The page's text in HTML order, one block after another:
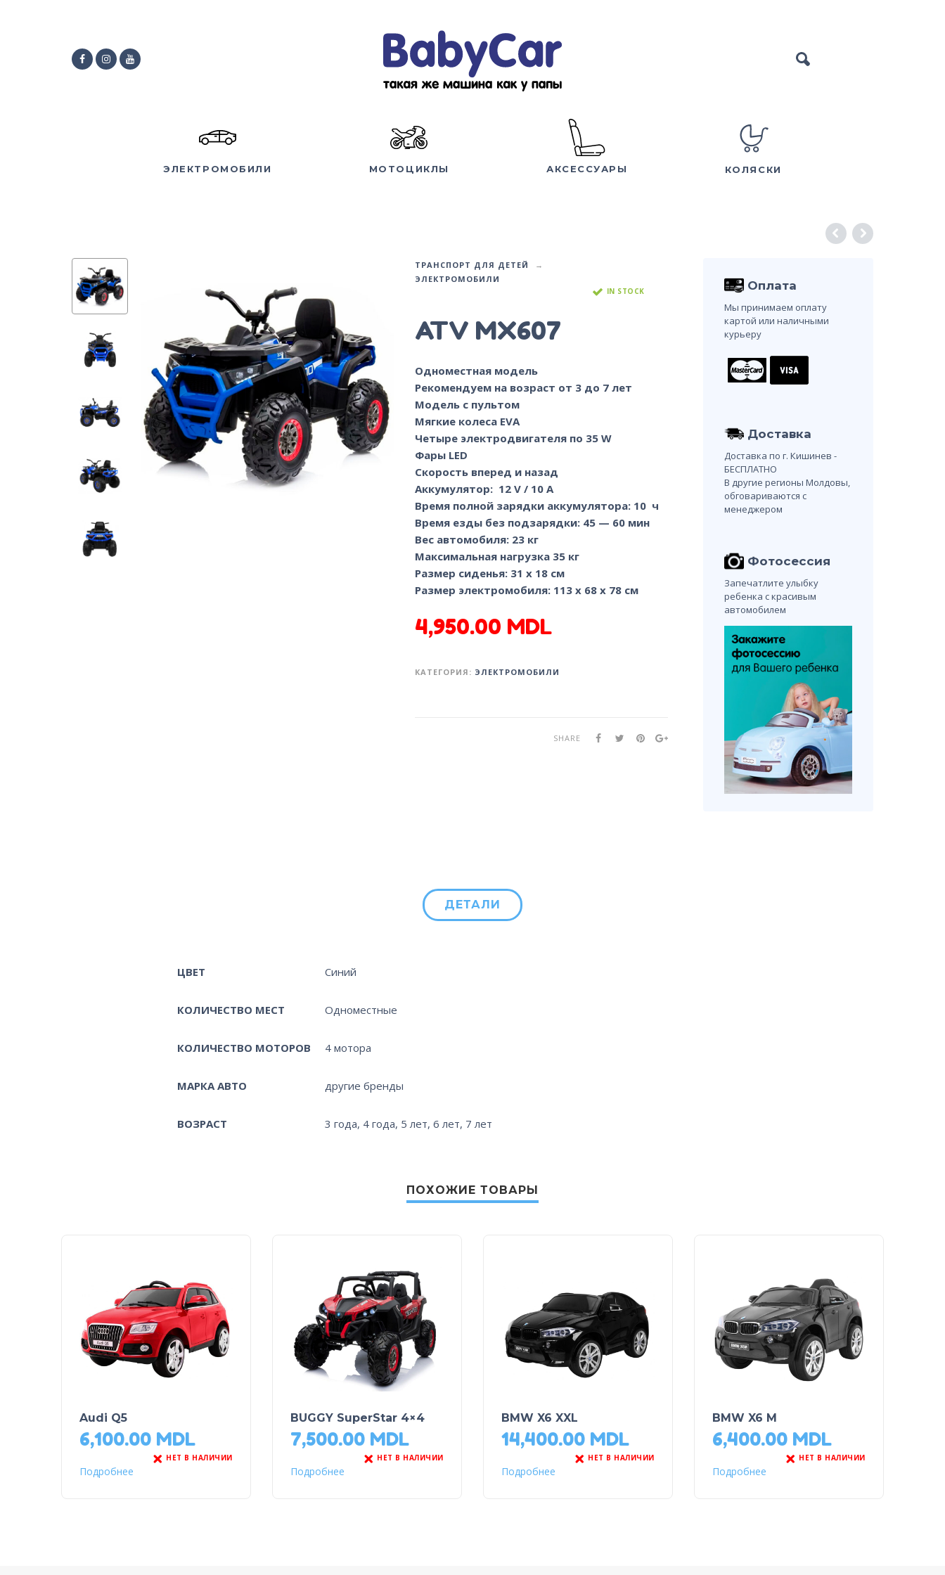
ЭЛЕКТРОМОБИЛИ МОТОЦИКЛЫ АКСЕССУАРЫ КОЛЯСКИ
ТРАНСПОРТ ДЛЯ ДЕТЕЙ
ЭЛЕКТРОМОБИЛИ
IN STOCK
ATV MX607
Одноместная модель
Рекомендуем на возраст от 3 до 7 лет
Модель с пультом
Мягкие колеса EVA
Четыре электродвигателя по 35 W
Фары LED
Скорость вперед и назад
Аккумулятор: 12 V / 10 A
Время полной зарядки аккумулятора: 10 ч
Время езды без подзарядки: 45 — 60 мин
Вес автомобиля: 23 кг
Максимальная нагрузка 35 кг
Размер сиденья: 31 x 18 см
Размер электромобиля: 113 x 68 x 78 см
4,950.00 MDL
КАТЕГОРИЯ: ЭЛЕКТРОМОБИЛИ
SHARE
Оплата
Мы принимаем оплату
картой или наличными
курьеру
Доставка
Доставка по г. Кишинев -
БЕСПЛАТНО
В другие регионы Молдовы,
обговариваются с
менеджером
Фотосессия
Запечатлите улыбку
ребенка с красивым
автомобилем
ДЕТАЛИ
ЦВЕТ Синий
КОЛИЧЕСТВО МЕСТ Одноместные
КОЛИЧЕСТВО МОТОРОВ 4 мотора
МАРКА АВТО другие бренды
ВОЗРАСТ 3 года, 4 года, 5 лет, 6 лет, 7 лет
ПОХОЖИЕ ТОВАРЫ
Audi Q5
6,100.00 MDL
НЕТ В НАЛИЧИИ
Подробнее
BUGGY SuperStar 4×4
7,500.00 MDL
НЕТ В НАЛИЧИИ
Подробнее
BMW X6 XXL
14,400.00 MDL
НЕТ В НАЛИЧИИ
Подробнее
BMW X6 M
6,400.00 MDL
НЕТ В НАЛИЧИИ
Подробнее